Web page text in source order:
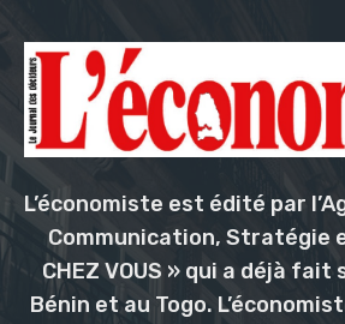
L’économiste est édité par
Communication, Stratégie
CHEZ VOUS » qui a déjà fait
Bénin et au Togo.